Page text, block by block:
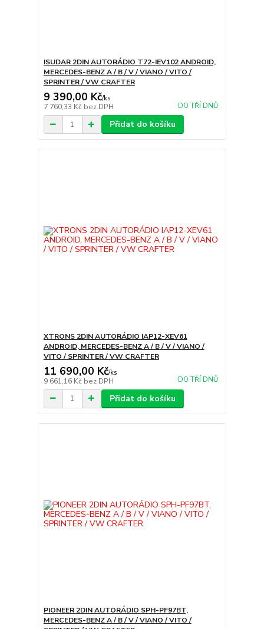
ISUDAR 2DIN AUTORÁDIO T72-IEV102 ANDROID,
MERCEDES-BENZ A / B / V / VIANO / VITO /
SPRINTER / VW CRAFTER
9 390,00 Kč/ks
7 760,33 Kč bez DPH DO TŘÍ DNŮ
Přidat do košíku
XTRONS 2DIN AUTORÁDIO IAP12-XEV61
ANDROID, MERCEDES-BENZ A / B / V / VIANO /
VITO / SPRINTER / VW CRAFTER
11 690,00 Kč/ks
9 661,16 Kč bez DPH DO TŘÍ DNŮ
Přidat do košíku
PIONEER 2DIN AUTORÁDIO SPH-PF97BT,
MERCEDES-BENZ A / B / V / VIANO / VITO /